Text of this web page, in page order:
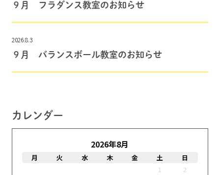
９月 フラダンス教室のお知らせ
2026.8.3
９月 バランスボール教室のお知らせ
カレンダー
2026年8月
月 火 水 木 金 土
日
1
2